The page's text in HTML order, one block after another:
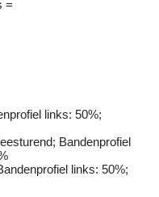
=
links: 50%;
Bandenprofiel
links: 50%;